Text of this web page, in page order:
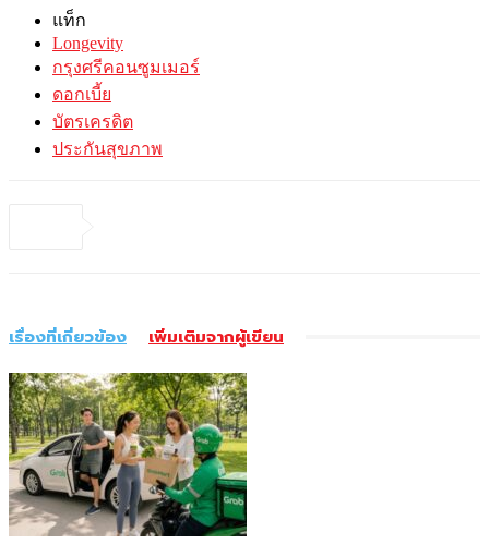
แท็ก
Longevity
กรุงศรีคอนซูมเมอร์
ดอกเบี้ย
บัตรเครดิต
ประกันสุขภาพ
เรื่องที่เกี่ยวข้อง เพิ่มเติมจากผู้เขียน